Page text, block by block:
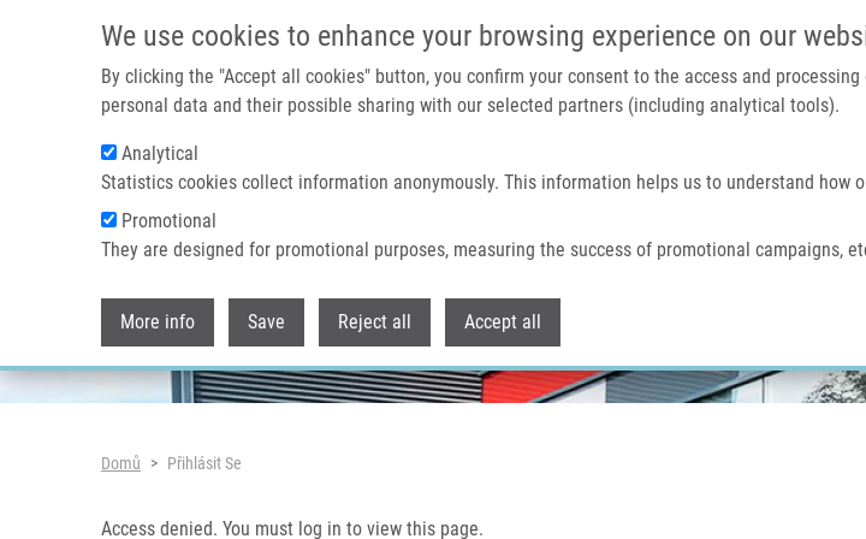
We use cookies to enhance your browsing experience on our
By clicking the "Accept all cookies" button, you confirm your consent to the access and processing
personal data and their possible sharing with our selected partners (including analytical tools).
Analytical
Statistics cookies collect information anonymously. This information helps us to understand how
Promotional
They are designed for promotional purposes, measuring the success of promotional campaigns,
More info Save Reject all Accept all
Domů O nás
Header image
Drobečková navigace
Domů Přihlásit Se
Access denied. You must log in to view this page.